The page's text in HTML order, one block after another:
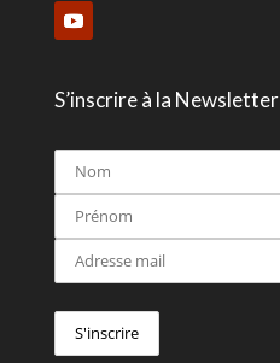
S’inscrire à la Newsletter